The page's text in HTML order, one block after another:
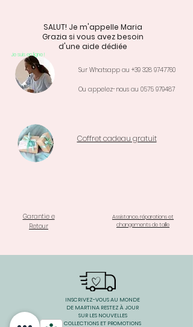
SALUT! Je m'appelle Maria
Grazia si vous avez besoin
d'une aide dédiée
Je suis en ligne !
Sur Whatsapp au +39 328 9747760
Ou appelez-nous au 0575 979487
Coffret cadeau gratuit
Garantie e
Retour
Assistance, réparations et
changements de taille
INSCRIVEZ-VOUS AU MONDE
DE MARTINA RESTEZ À JOUR
SUR LES NOUVELLES
COLLECTIONS ET PROMOTIONS